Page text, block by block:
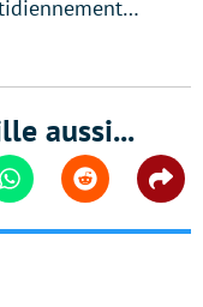
aussi...
WhatsappReddit